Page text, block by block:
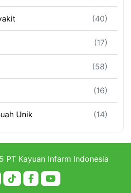
(40)
(17)
(58)
(16)
Unik (14)
Kayuan Infarm Indonesia